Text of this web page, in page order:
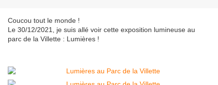
Coucou tout le monde !
Le 30/12/2021, je suis allé voir cette exposition lumineuse au
parc de la Villette : Lumières !